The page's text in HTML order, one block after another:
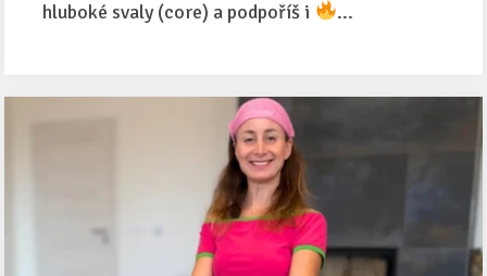
hluboké svaly (core) a podpoříš i
...